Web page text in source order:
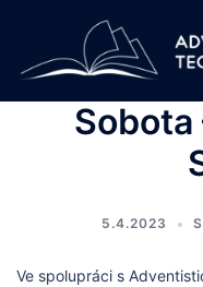
content
Sobota
5.4.2023
Ve spolupráci s